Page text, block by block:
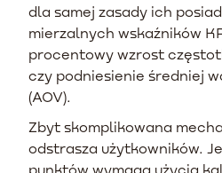
dla samej zasady ich
mierzalnych wskaźników
procentowy wzrost
czy podniesienie średniej
(AOV).
Zbyt skomplikowana
odstrasza użytkowników.
punktów wymaga użycia